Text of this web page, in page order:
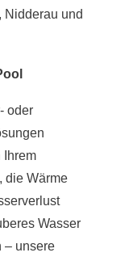
Nidderau und
oder
Ihrem
die Wärme
Wasser
– unsere